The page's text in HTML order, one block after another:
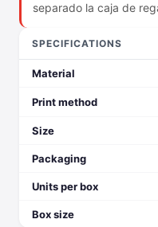
separado la caja de
SPECIFICATIONS
Material
Print method
Size
Packaging
Units per box
Box size